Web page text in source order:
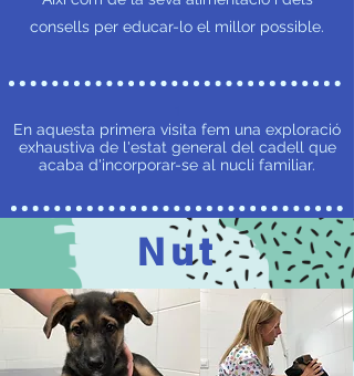
consells per educar-lo el millor possible.
En aquesta primera visita fem una exploració
exhaustiva de l'estat general del cadell que
acaba d'incorporar-se al nucli familiar.
Nut